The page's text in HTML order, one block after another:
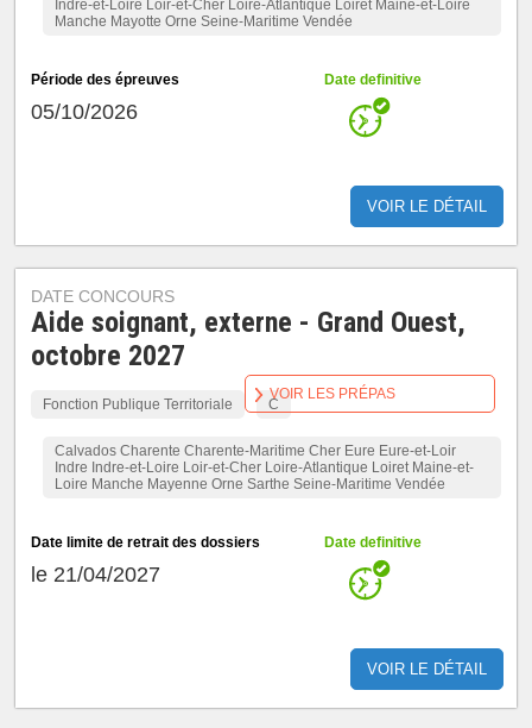
Indre-et-Loire Loir-et-Cher Loire-Atlantique Loiret Maine-et-Loire
Manche Mayotte Orne Seine-Maritime Vendée
Période des épreuves
05/10/2026
Date definitive
VOIR LE DÉTAIL
DATE CONCOURS
Aide soignant, externe - Grand Ouest,
octobre 2027
Fonction Publique Territoriale C
Calvados Charente Charente-Maritime Cher Eure Eure-et-Loir
Indre Indre-et-Loire Loir-et-Cher Loire-Atlantique Loiret Maine-et-
Loire Manche Mayenne Orne Sarthe Seine-Maritime Vendée
Date limite de retrait des dossiers
le 21/04/2027
Date definitive
VOIR LE DÉTAIL
VOIR LES PRÉPAS